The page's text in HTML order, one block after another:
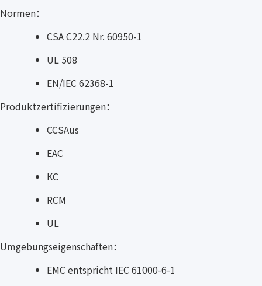
Normen：
CSA C22.2 Nr. 60950-1
UL 508
EN/IEC 62368-1
Produktzertifizierungen：
CCSAus
EAC
KC
RCM
UL
Umgebungseigenschaften：
EMC entspricht IEC 61000-6-1